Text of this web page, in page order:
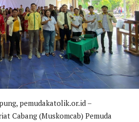
pemudakatolik.or.id –
Cabang (Muskomcab) Pemuda